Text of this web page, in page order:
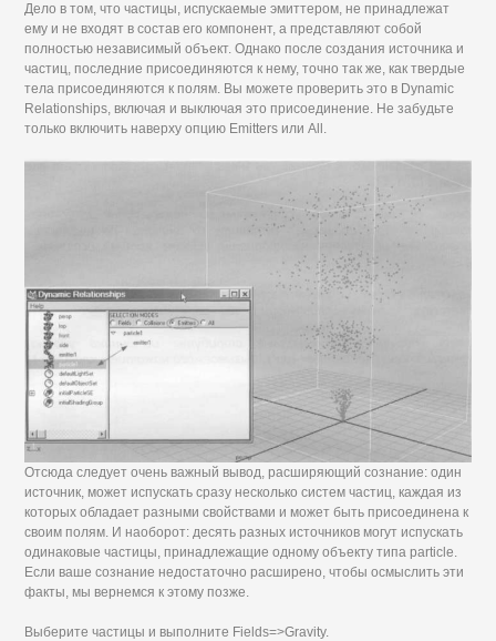
Дело в том, что частицы, испускаемые эмиттером, не принадлежат
ему и не входят в состав его компонент, а представляют собой
полностью независимый объект. Однако после создания источника и
частиц, последние присоединяются к нему, точно так же, как твердые
тела присоединяются к полям. Вы можете проверить это в Dynamic
Relationships, включая и выключая это присоединение. Не забудьте
только включить наверху опцию Emitters или All.
Отсюда следует очень важный вывод, расширяющий сознание: один
источник, может испускать сразу несколько систем частиц, каждая из
которых обладает разными свойствами и может быть присоединена к
своим полям. И наоборот: десять разных источников могут испускать
одинаковые частицы, принадлежащие одному объекту типа particle.
Если ваше сознание недостаточно расширено, чтобы осмыслить эти
факты, мы вернемся к этому позже.
Выберите частицы и выполните Fields=>Gravity.